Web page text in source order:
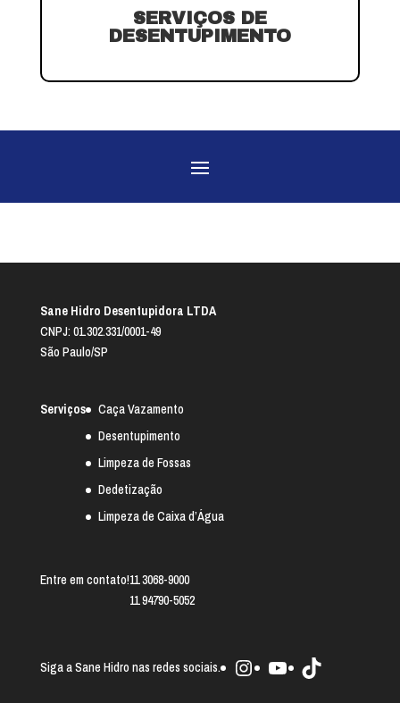
SERVIÇOS DE
DESENTUPIMENTO
Sane Hidro Desentupidora LTDA
CNPJ: 01.302.331/0001-49
São Paulo/SP
Serviços
Caça Vazamento
Desentupimento
Limpeza de Fossas
Dedetização
Limpeza de Caixa d’Água
Entre em contato!11 3068-9000
11 94790-5052
Siga a Sane Hidro nas redes sociais. Instagram
YoutubeTikTok